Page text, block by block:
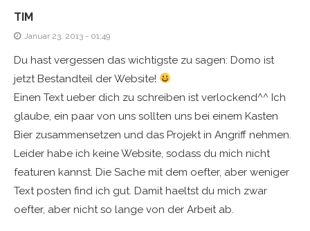
TIM
Januar 23, 2013 - 01:49
Du hast vergessen das wichtigste zu sagen: Domo ist
jetzt Bestandteil der Website!
Einen Text ueber dich zu schreiben ist verlockend^^ Ich
glaube, ein paar von uns sollten uns bei einem Kasten
Bier zusammensetzen und das Projekt in Angriff nehmen.
Leider habe ich keine Website, sodass du mich nicht
featuren kannst. Die Sache mit dem oefter, aber weniger
Text posten find ich gut. Damit haeltst du mich zwar
oefter, aber nicht so lange von der Arbeit ab.